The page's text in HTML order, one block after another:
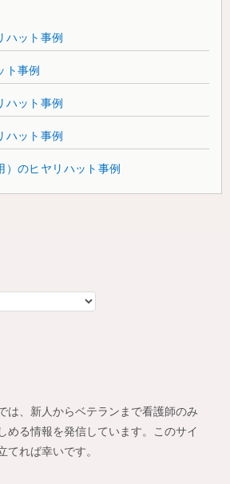
ハット事例
ト事例
ハット事例
ハット事例
）のヒヤリハット事例
は、新人からベテランまで看護師のみ
める情報を発信しています。このサイ
てれば幸いです。